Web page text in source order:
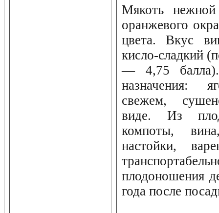
Мякоть нежной
оранжевого
цвета. Вкус
кисло-сладкий
— 4,75 балла).
назначения:
свежем,
виде. Из
компоты,
настойки,
плодоношения
года после